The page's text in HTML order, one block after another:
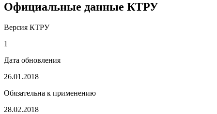
Официальные данные КТРУ
Версия КТРУ
1
Дата обновления
26.01.2018
Обязательна к применению
28.02.2018